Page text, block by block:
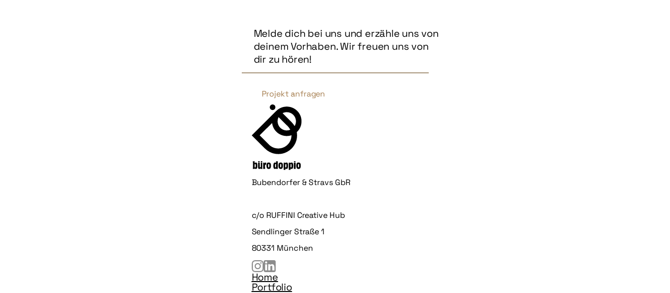
Melde dich bei uns und erzähle uns von
deinem Vorhaben. Wir freuen uns von
dir zu hören!
Projekt anfragen
Bubendorfer & Stravs GbR
c/o RUFFINI Creative Hub
Sendlinger Straße 1
80331 München
Home
Portfolio